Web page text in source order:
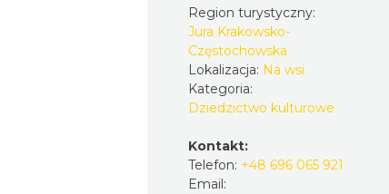
Region turystyczny:
Jura Krakowsko-
Częstochowska
Lokalizacja: Na wsi
Kategoria:
Dziedzictwo kulturowe
Kontakt:
Telefon: +48 696 065 921
Email: